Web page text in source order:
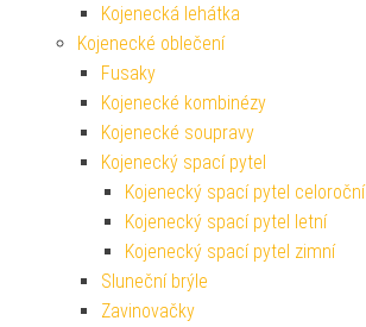
Kojenecká lehátka
Kojenecké oblečení
Fusaky
Kojenecké kombinézy
Kojenecké soupravy
Kojenecký spací pytel
Kojenecký spací pytel celoroční
Kojenecký spací pytel letní
Kojenecký spací pytel zimní
Sluneční brýle
Zavinovačky